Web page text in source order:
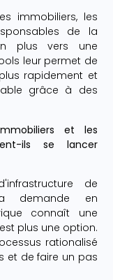
immobiliers, les
de la
plus vers une
leur permet de
rapidement et
grâce à des
et les
ils se lancer
de
demande en
connaît une
plus une option.
rationalisé
et de faire un pas